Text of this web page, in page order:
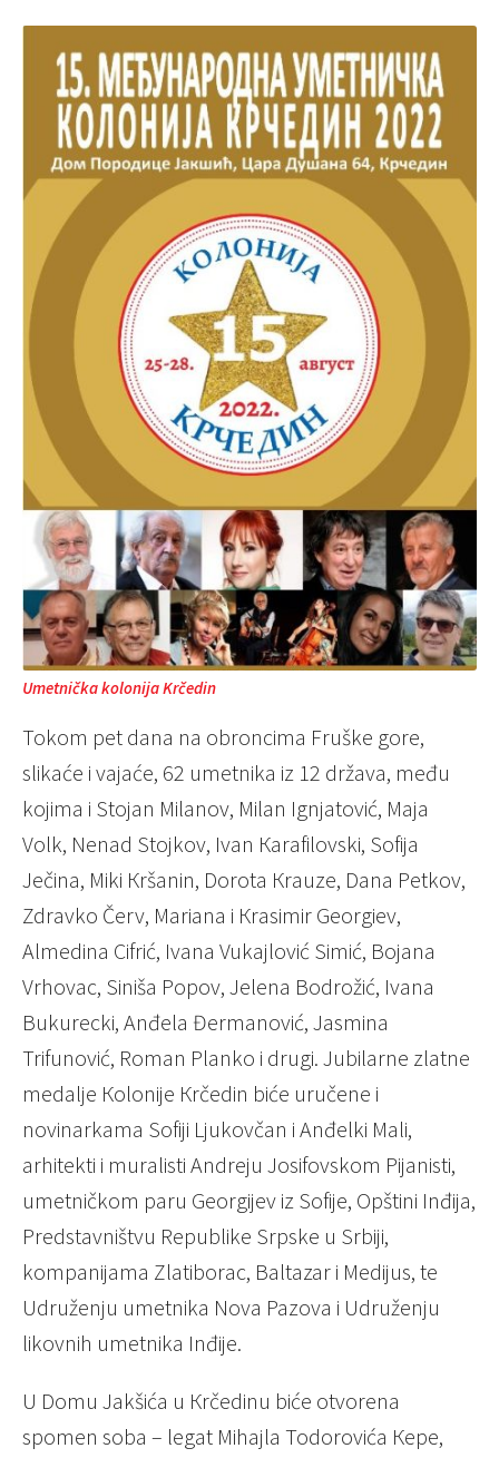
Umetnička kolonija Krčedin
Tokom pet dana na obroncima Fruške gore,
slikaće i vajaće, 62 umetnika iz 12 država, među
kojima i Stojan Milanov, Milan Ignjatović, Maja
Volk, Nenad Stojkov, Ivan Кarafilovski, Sofija
Ječina, Miki Кršanin, Dorota Кrauze, Dana Petkov,
Zdravko Červ, Mariana i Кrasimir Georgiev,
Almedina Cifrić, Ivana Vukajlović Simić, Bojana
Vrhovac, Siniša Popov, Jelena Bodrožić, Ivana
Bukurecki, Anđela Đermanović, Jasmina
Trifunović, Roman Planko i drugi. Jubilarne zlatne
medalje Кolonije Кrčedin biće uručene i
novinarkama Sofiji Ljukovčan i Anđelki Mali,
arhitekti i muralisti Andreju Josifovskom Pijanisti,
umetničkom paru Georgijev iz Sofije, Opštini Inđija,
Predstavništvu Republike Srpske u Srbiji,
kompanijama Zlatiborac, Baltazar i Medijus, te
Udruženju umetnika Nova Pazova i Udruženju
likovnih umetnika Inđije.
U Domu Jakšića u Кrčedinu biće otvorena
spomen soba – legat Mihajla Todorovića Кepe,